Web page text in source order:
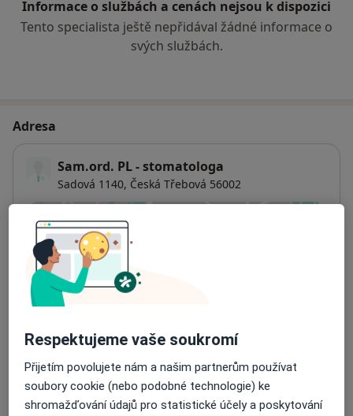
Informace o službách a cenách nejsou k dispozici
Tento specialista ještě nepřidával žádné informace o
svých službách.
Adresa
Sam.ord. PL - stomatologa
Sadová 1140, Česká Třebová 56002
Dostupnost
Na této adrese online kalendář není aktivní
Co mám v takové situaci udělat?
Způsoby platby (soukromé návštěvy)
Na teto adrese lékař přijímá pacienty na pojišťovnu
Detaily
Respektujeme vaše soukromí
Přijetím povolujete nám a našim partnerům používat
soubory cookie (nebo podobné technologie) ke
shromažďování údajů pro statistické účely a poskytování